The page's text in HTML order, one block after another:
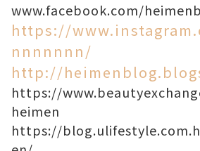
www.facebook.com/
https://
nnnnnnn/
http://
https://
heimen
https://